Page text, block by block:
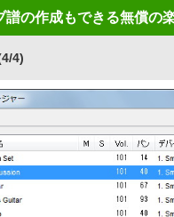
譜の作成もできる無償の
4)